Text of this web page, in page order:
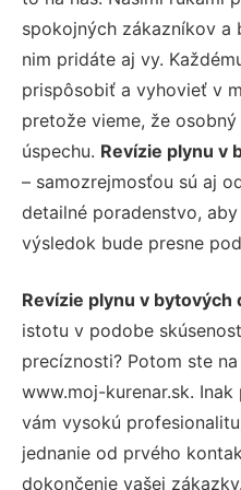
spokojných zákazníkov a
nim pridáte aj vy.
prispôsobiť a vyhovieť v
pretože vieme, že
úspechu. Revízie plynu v
– samozrejmosťou sú aj
detailné poradenstvo,
výsledok bude presne
Revízie plynu v bytových
istotu v podobe
precíznosti? Potom ste
www.moj-kurenar.sk.
vám vysokú
jednanie od prvého
dokončenie vašej